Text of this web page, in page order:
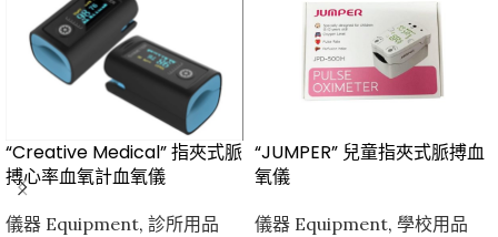
“Creative Medical” 指夾式脈
搏心率血氧計血氧儀
儀器 Equipment, 診所用品
“JUMPER” 兒童指夾式脈搏血
氧儀
儀器 Equipment, 學校用品